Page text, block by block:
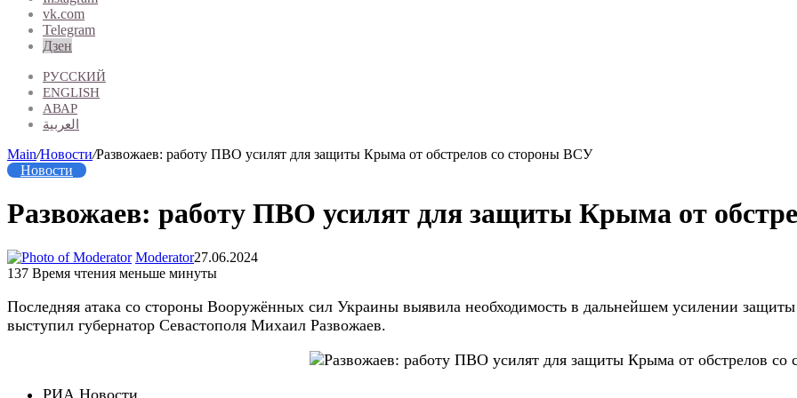
vk.com
Telegram
Дзен
РУССКИЙ
ENGLISH
АВАР
العربية
Main/Новости/Развожаев: работу ПВО усилят для защиты Крыма от обстрелов со стороны ВСУ
Новости
Развожаев: работу ПВО усилят для защиты Крыма от
Moderator27.06.2024
137 Время чтения меньше минуты
Последняя атака со стороны Вооружённых сил Украины выявила необходимость в дальнейшем усилении
выступил губернатор Севастополя Михаил Развожаев.
РИА Новости